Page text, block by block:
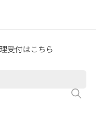
受付はこちら
のテクニックあれこ
化チタン,